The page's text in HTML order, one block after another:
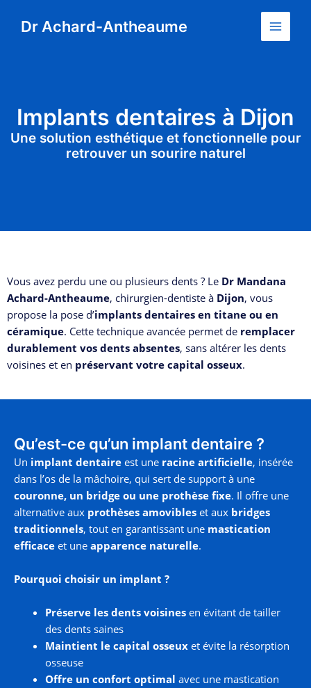
Dr Achard-Antheaume
Main
Menu
Implants dentaires à Dijon
Une solution esthétique et fonctionnelle pour
retrouver un sourire naturel
Vous avez perdu une ou plusieurs dents ? Le Dr Mandana
Achard-Antheaume, chirurgien-dentiste à Dijon, vous
propose la pose d’implants dentaires en titane ou en
céramique. Cette technique avancée permet de remplacer
durablement vos dents absentes, sans altérer les dents
voisines et en préservant votre capital osseux.
Qu’est-ce qu’un implant dentaire ?
Un implant dentaire est une racine artificielle, insérée
dans l’os de la mâchoire, qui sert de support à une
couronne, un bridge ou une prothèse fixe. Il offre une
alternative aux prothèses amovibles et aux bridges
traditionnels, tout en garantissant une mastication
efficace et une apparence naturelle.
Pourquoi choisir un implant ?
Préserve les dents voisines en évitant de tailler
des dents saines
Maintient le capital osseux et évite la résorption
osseuse
Offre un confort optimal avec une mastication